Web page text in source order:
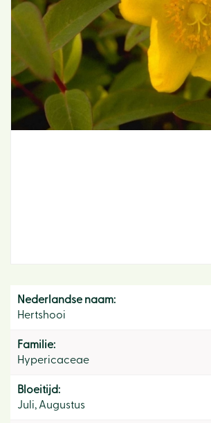
Nederlandse naam:
Hertshooi
Familie:
Hypericaceae
Bloeitijd:
Juli, Augustus